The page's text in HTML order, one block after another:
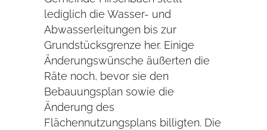
lediglich die Wasser- und
Abwasserleitungen bis zur
Grundstücksgrenze her. Einige
Änderungswünsche äußerten die
Räte noch, bevor sie den
Bebauungsplan sowie die
Änderung des
Flächennutzungsplans billigten. Die